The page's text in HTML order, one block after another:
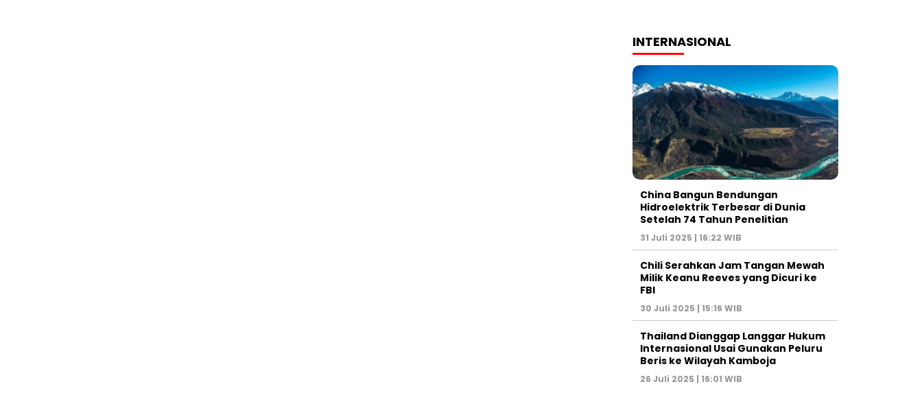
INTERNASIONAL
China Bangun Bendungan
Hidroelektrik Terbesar di Dunia
Setelah 74 Tahun Penelitian
31 Juli 2025 | 16:22 WIB
Chili Serahkan Jam Tangan Mewah
Milik Keanu Reeves yang Dicuri ke
FBI
30 Juli 2025 | 15:16 WIB
Thailand Dianggap Langgar Hukum
Internasional Usai Gunakan Peluru
Beris ke Wilayah Kamboja
26 Juli 2025 | 16:01 WIB